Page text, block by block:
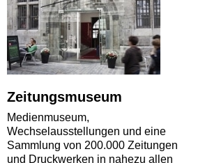
Zeitungsmuseum
Medienmuseum,
Wechselausstellungen und eine
Sammlung von 200.000 Zeitungen
und Druckwerken in nahezu allen